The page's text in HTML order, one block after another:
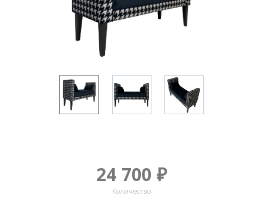
24 700 ₽
Количество